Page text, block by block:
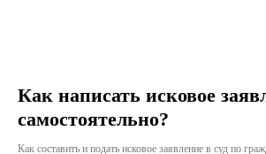
Как написать исковое
самостоятельно?
Как составить и подать исковое заявление в суд по